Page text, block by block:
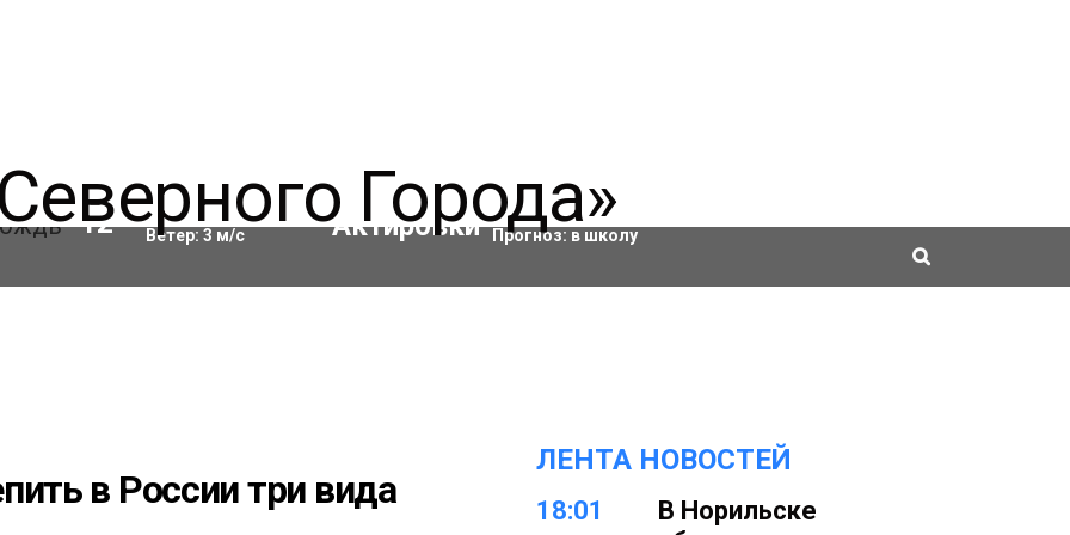
12 °C Влажность:93%
Ветер: 3 м/с
Актировки
Прогноз: в школу
в России три вида
ЛЕНТА НОВОСТЕЙ
18:01
В Норильске